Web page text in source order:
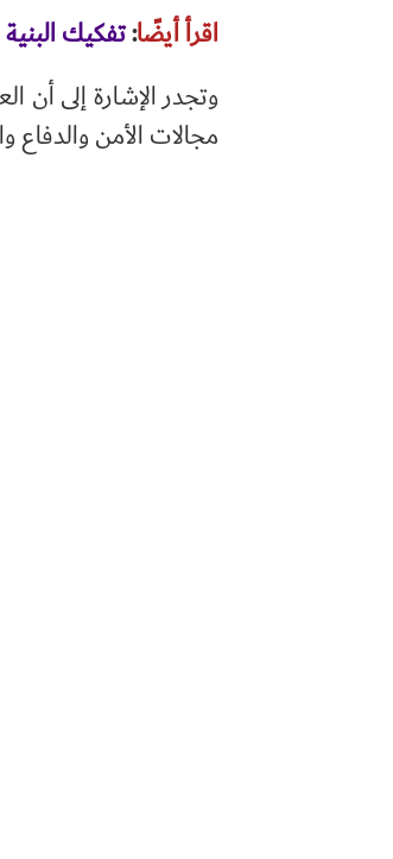
اقرأ أيضًا:تفكيك
وتجدر الإشارة إلى
مجالات الأمن والدفاع